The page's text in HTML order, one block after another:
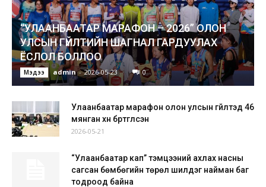
“УЛААНБААТАР МАРАФОН – 2026” ОЛОН
УЛСЫН ГҮЙЛТИЙН ШАГНАЛ ГАРДУУЛАХ
ЁСЛОЛ БОЛЛОО
Мэдээ admin - 2026-05-23 0
Улаанбаатар марафон олон улсын гүйлтэд 46
мянган хүн бүртгүүлсэн
2026-05-21
“Улаанбаатар кап” тэмцээний ахлах насны
сагсан бөмбөгийн төрөл шилдэг найман баг
тодроод байна